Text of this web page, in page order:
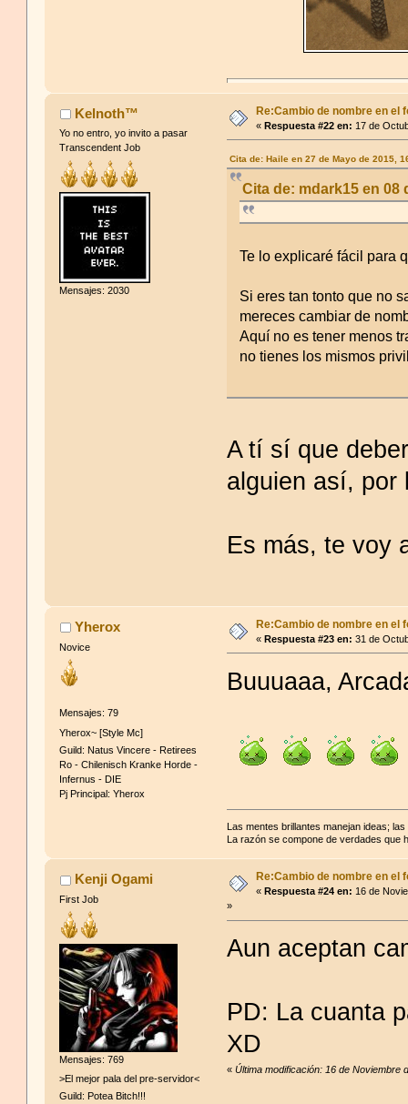
Kelnoth™
Yo no entro, yo invito a pasar
Transcendent Job
Mensajes: 2030
Re:Cambio de nombre en el
«Respuesta #22 en: 17 de
Cita de: Haile en 27 de Mayo de 2015,
Cita de: mdark15 en 08
Te lo explicaré fácil para
Si eres tan tonto que no
mereces cambiar de
Aquí no es tener menos
no tienes los mismos
A tí sí que
alguien así, por
Es más, te voy
Yherox
Novice
Mensajes: 79
Yherox~ [Style Mc]
Guild: Natus Vincere - Retirees
Ro - Chilenisch Kranke Horde -
Infernus - DIE
Pj Principal: Yherox
Re:Cambio de nombre en el
«Respuesta #23 en: 31 de
Buuuaaa,
Las mentes brillantes manejan ideas;
La razón se compone de verdades que
Kenji Ogami
First Job
Mensajes: 769
>El mejor pala del pre-servidor<
Guild: Potea Bitch!!!
Re:Cambio de nombre en el
«Respuesta #24 en: 16 de
»
Aun aceptan
PD: La cuanta
XD
«Última modificación: 16 de Noviembre